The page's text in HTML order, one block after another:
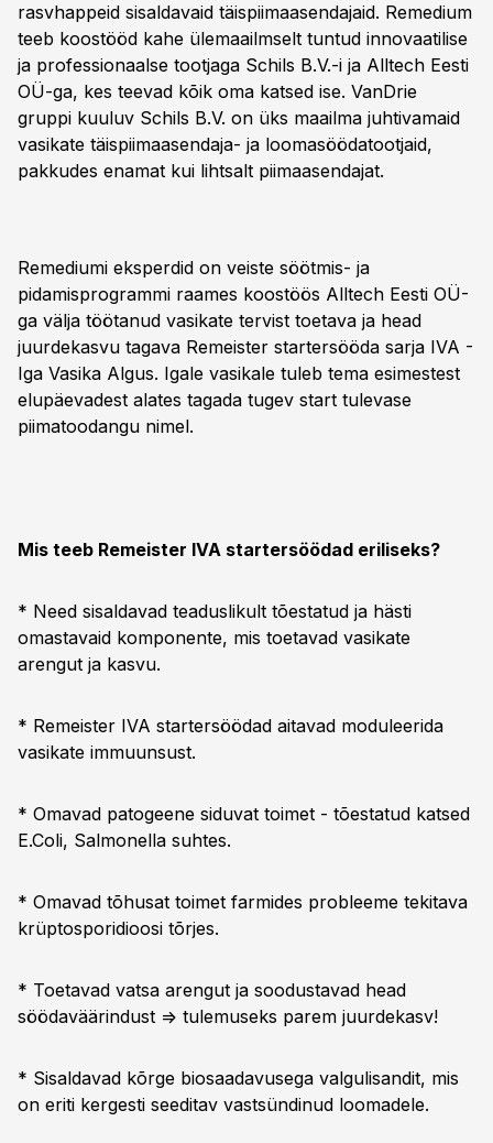
rasvhappeid sisaldavaid täispiimaasendajaid. Remedium
teeb koostööd kahe ülemaailmselt tuntud innovaatilise
ja professionaalse tootjaga Schils B.V.-i ja Alltech Eesti
OÜ-ga, kes teevad kõik oma katsed ise. VanDrie
gruppi kuuluv Schils B.V. on üks maailma juhtivamaid
vasikate täispiimaasendaja- ja loomasöödatootjaid,
pakkudes enamat kui lihtsalt piimaasendajat.
Remediumi eksperdid on veiste söötmis- ja
pidamisprogrammi raames koostöös Alltech Eesti OÜ-
ga välja töötanud vasikate tervist toetava ja head
juurdekasvu tagava Remeister startersööda sarja IVA -
Iga Vasika Algus. Igale vasikale tuleb tema esimestest
elupäevadest alates tagada tugev start tulevase
piimatoodangu nimel.
Mis teeb Remeister IVA startersöödad eriliseks?
* Need sisaldavad teaduslikult tõestatud ja hästi
omastavaid komponente, mis toetavad vasikate
arengut ja kasvu.
* Remeister IVA startersöödad aitavad moduleerida
vasikate immuunsust.
* Omavad patogeene siduvat toimet - tõestatud katsed
E.Coli, Salmonella suhtes.
* Omavad tõhusat toimet farmides probleeme tekitava
krüptosporidioosi tõrjes.
* Toetavad vatsa arengut ja soodustavad head
söödaväärindust => tulemuseks parem juurdekasv!
* Sisaldavad kõrge biosaadavusega valgulisandit, mis
on eriti kergesti seeditav vastsündinud loomadele.